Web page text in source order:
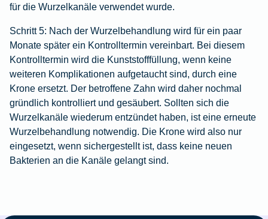
für die Wurzelkanäle verwendet wurde.
Schritt 5: Nach der Wurzelbehandlung wird für ein paar
Monate später ein Kontrolltermin vereinbart. Bei diesem
Kontrolltermin wird die Kunststofffüllung, wenn keine
weiteren Komplikationen aufgetaucht sind, durch eine
Krone ersetzt. Der betroffene Zahn wird daher nochmal
gründlich kontrolliert und gesäubert. Sollten sich die
Wurzelkanäle wiederum entzündet haben, ist eine erneute
Wurzelbehandlung notwendig. Die Krone wird also nur
eingesetzt, wenn sichergestellt ist, dass keine neuen
Bakterien an die Kanäle gelangt sind.